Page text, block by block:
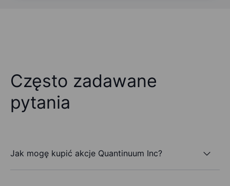
Często zadawane
pytania
Jak mogę kupić akcje Quantinuum Inc?